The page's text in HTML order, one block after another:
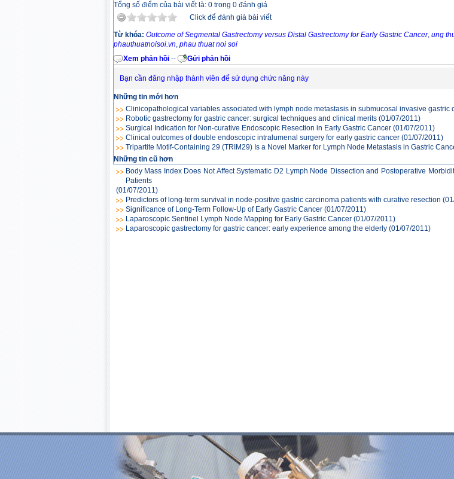
Tổng số điểm của bài viết là: 0 trong 0 đánh giá
Click để đánh giá bài viết
Từ khóa: Outcome of Segmental Gastrectomy versus Distal Gastrectomy for Early Gastric Cancer, ung
phauthuatnoisoi.vn, phau thuat noi soi
Xem phản hồi -- Gửi phản hồi
Bạn cần đăng nhập thành viên để sử dụng chức năng này
Những tin mới hơn
Clinicopathological variables associated with lymph node metastasis in submucosal invasive gastric
Robotic gastrectomy for gastric cancer: surgical techniques and clinical merits (01/07/2011)
Surgical Indication for Non-curative Endoscopic Resection in Early Gastric Cancer (01/07/2011)
Clinical outcomes of double endoscopic intralumenal surgery for early gastric cancer (01/07/2011)
Tripartite Motif-Containing 29 (TRIM29) Is a Novel Marker for Lymph Node Metastasis in Gastric
Những tin cũ hơn
Body Mass Index Does Not Affect Systematic D2 Lymph Node Dissection and Postoperative
Patients
(01/07/2011)
Predictors of long-term survival in node-positive gastric carcinoma patients with curative resection
Significance of Long-Term Follow-Up of Early Gastric Cancer (01/07/2011)
Laparoscopic Sentinel Lymph Node Mapping for Early Gastric Cancer (01/07/2011)
Laparoscopic gastrectomy for gastric cancer: early experience among the elderly (01/07/2011)